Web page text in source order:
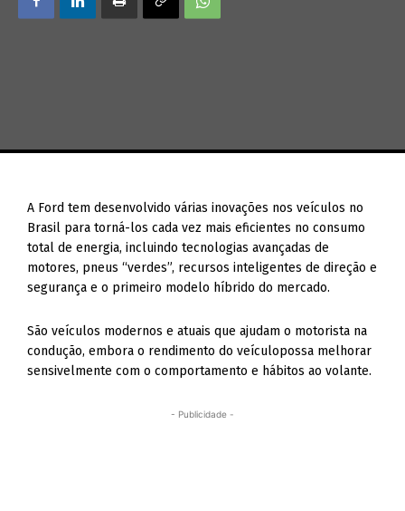
A Ford tem desenvolvido várias inovações nos veículos no
Brasil para torná-los cada vez mais eficientes no consumo
total de energia, incluindo tecnologias avançadas de
motores, pneus “verdes”, recursos inteligentes de direção e
segurança e o primeiro modelo híbrido do mercado.
São veículos modernos e atuais que ajudam o motorista na
condução, embora o rendimento do veículopossa melhorar
sensivelmente com o comportamento e hábitos ao volante.
- Publicidade -